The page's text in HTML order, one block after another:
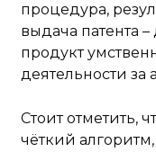
процедура,
выдача патента
продукт
деятельности за
Стоит отметить,
чёткий